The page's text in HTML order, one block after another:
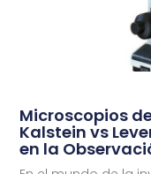
Microscopios
Kalstein vs
en la